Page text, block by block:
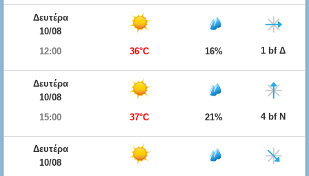
Δευτέρα
10/08
12:00
36°C 16% 1 bf Δ
Δευτέρα
10/08
15:00
37°C 21% 4 bf Ν
Δευτέρα
10/08